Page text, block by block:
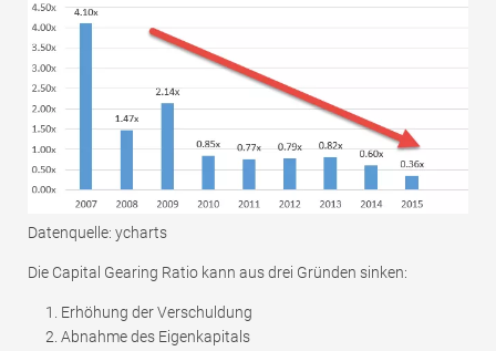
Datenquelle: ycharts
Die Capital Gearing Ratio kann aus drei Gründen sinken:
Erhöhung der Verschuldung
Abnahme des Eigenkapitals